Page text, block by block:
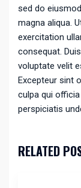
sed do
magna aliqua.
exercitation
consequat.
voluptate velit
Excepteur sint
culpa qui
perspiciatis
RELATED